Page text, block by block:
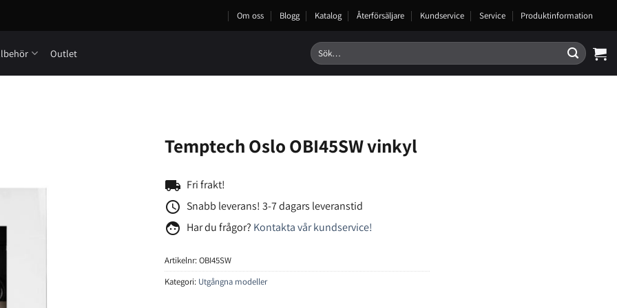
Om oss Blogg Katalog Återförsäljare Kundservice Service Produktinformation
Outlet
Sök
efter:
Temptech Oslo OBI45SW vinkyl
local_shipping Fri frakt!
access_time Snabb leverans! 3-7 dagars leveranstid
face Har du frågor? Kontakta vår kundservice!
Artikelnr:OBI45SW
Kategori: Utgångna modeller